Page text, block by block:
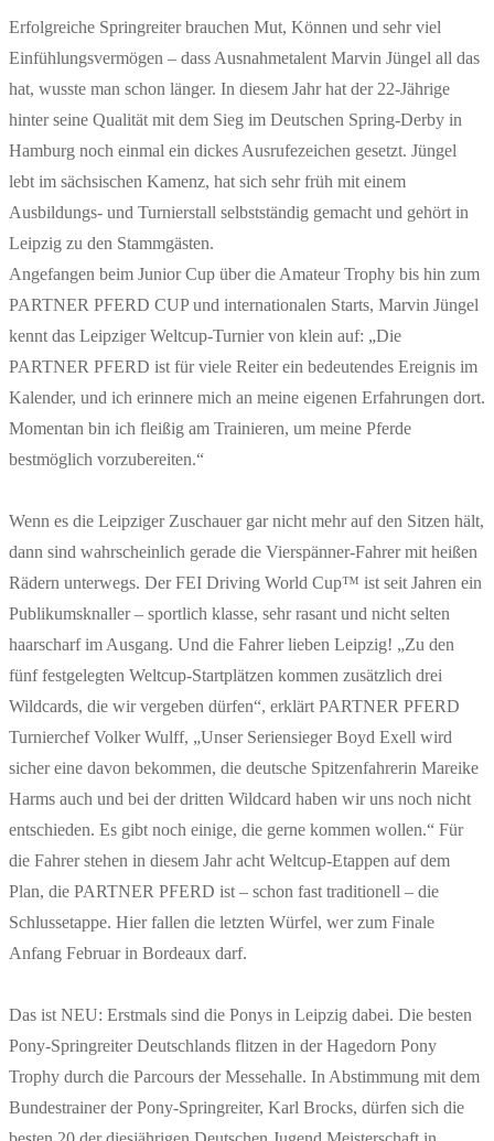
Erfolgreiche Springreiter brauchen Mut, Können und sehr viel
Einfühlungsvermögen – dass Ausnahmetalent Marvin Jüngel all das
hat, wusste man schon länger. In diesem Jahr hat der 22-Jährige
hinter seine Qualität mit dem Sieg im Deutschen Spring-Derby in
Hamburg noch einmal ein dickes Ausrufezeichen gesetzt. Jüngel
lebt im sächsischen Kamenz, hat sich sehr früh mit einem
Ausbildungs- und Turnierstall selbstständig gemacht und gehört in
Leipzig zu den Stammgästen.
Angefangen beim Junior Cup über die Amateur Trophy bis hin zum
PARTNER PFERD CUP und internationalen Starts, Marvin Jüngel
kennt das Leipziger Weltcup-Turnier von klein auf: „Die
PARTNER PFERD ist für viele Reiter ein bedeutendes Ereignis im
Kalender, und ich erinnere mich an meine eigenen Erfahrungen dort.
Momentan bin ich fleißig am Trainieren, um meine Pferde
bestmöglich vorzubereiten.“
Wenn es die Leipziger Zuschauer gar nicht mehr auf den Sitzen hält,
dann sind wahrscheinlich gerade die Vierspänner-Fahrer mit heißen
Rädern unterwegs. Der FEI Driving World Cup™ ist seit Jahren ein
Publikumsknaller – sportlich klasse, sehr rasant und nicht selten
haarscharf im Ausgang. Und die Fahrer lieben Leipzig! „Zu den
fünf festgelegten Weltcup-Startplätzen kommen zusätzlich drei
Wildcards, die wir vergeben dürfen“, erklärt PARTNER PFERD
Turnierchef Volker Wulff, „Unser Seriensieger Boyd Exell wird
sicher eine davon bekommen, die deutsche Spitzenfahrerin Mareike
Harms auch und bei der dritten Wildcard haben wir uns noch nicht
entschieden. Es gibt noch einige, die gerne kommen wollen.“ Für
die Fahrer stehen in diesem Jahr acht Weltcup-Etappen auf dem
Plan, die PARTNER PFERD ist – schon fast traditionell – die
Schlussetappe. Hier fallen die letzten Würfel, wer zum Finale
Anfang Februar in Bordeaux darf.
Das ist NEU: Erstmals sind die Ponys in Leipzig dabei. Die besten
Pony-Springreiter Deutschlands flitzen in der Hagedorn Pony
Trophy durch die Parcours der Messehalle. In Abstimmung mit dem
Bundestrainer der Pony-Springreiter, Karl Brocks, dürfen sich die